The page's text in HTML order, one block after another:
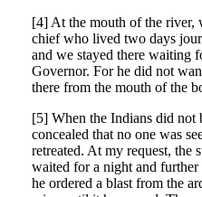
[4] At the mouth of the river,
chief who lived two days
and we stayed there waiting
Governor. For he did not
there from the mouth of the
[5] When the Indians did not
concealed that no one was
retreated. At my request, the
waited for a night and
he ordered a blast from the